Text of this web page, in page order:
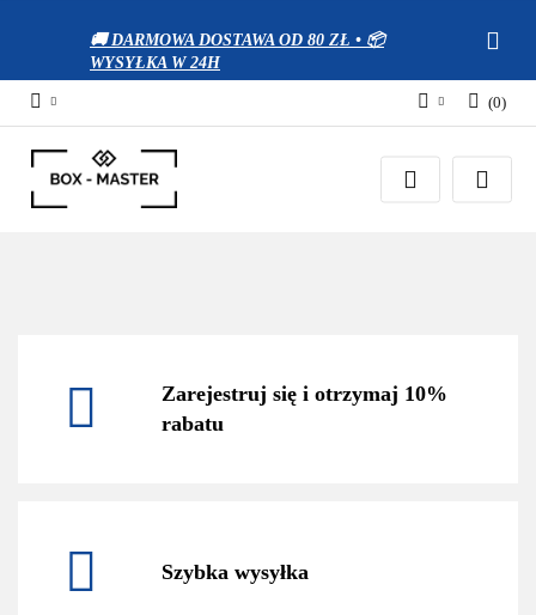
🚚 DARMOWA DOSTAWA OD 80 ZŁ • 📦
WYSYŁKA W 24H
Zaloguj się
Zarejestruj się
(0)
Zarejestruj się i otrzymaj 10%
rabatu
Szybka wysyłka